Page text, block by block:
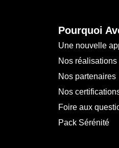
Pourquoi
Une nouvelle
Nos réalisations
Nos partenaires
Nos
Foire aux
Pack Sérénité